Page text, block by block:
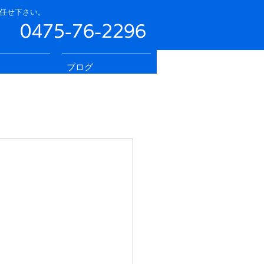
せ下さい。
0475-76-2296
ブログ